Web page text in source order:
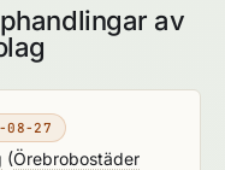
av
08-27
(Örebrobostäder